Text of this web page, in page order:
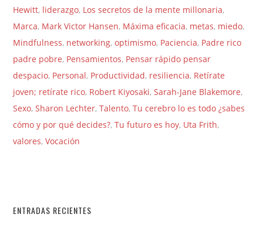
Hewitt, liderazgo, Los secretos de la mente millonaria,
Marca, Mark Victor Hansen, Máxima eficacia, metas, miedo,
Mindfulness, networking,optimismo, Paciencia, Padre rico
padre pobre, Pensamientos, Pensar rápido pensar
despacio, Personal, Productividad, resiliencia, Retírate
joven; retírate rico, Robert Kiyosaki,Sarah-Jane Blakemore,
Sexo,Sharon Lechter,Talento,Tu cerebro lo es todo ¿sabes
cómo y por qué decides?,Tu futuro es hoy, Uta Frith,
valores,Vocación
ENTRADAS RECIENTES